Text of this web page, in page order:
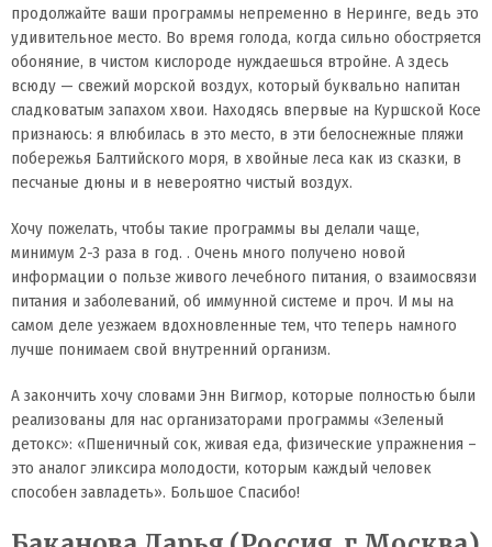
продолжайте ваши программы непременно в Неринге, ведь это
удивительное место. Во время голода, когда сильно обостряется
обоняние, в чистом кислороде нуждаешься втройне. А здесь
всюду — свежий морской воздух, который буквально напитан
сладковатым запахом хвои. Находясь впервые на Куршской Косе
признаюсь: я влюбилась в это место, в эти белоснежные пляжи
побережья Балтийского моря, в хвойные леса как из сказки, в
песчаные дюны и в невероятно чистый воздух.
Хочу пожелать, чтобы такие программы вы делали чаще,
минимум 2-3 раза в год. . Очень много получено новой
информации о пользе живого лечебного питания, о взаимосвязи
питания и заболеваний, об иммунной системе и проч. И мы на
самом деле уезжаем вдохновленные тем, что теперь намного
лучше понимаем свой внутренний организм.
А закончить хочу словами Энн Вигмор, которые полностью были
реализованы для нас организаторами программы «Зеленый
детокс»: «Пшеничный сок, живая еда, физические упражнения –
это аналог эликсира молодости, которым каждый человек
способен завладеть». Большое Спасибо!